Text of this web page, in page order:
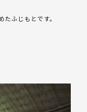
ふじもとです。